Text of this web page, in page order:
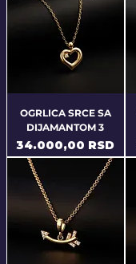
OGRLICA SRCE SA
DIJAMANTOM 3
Price
34.000,00 RSD